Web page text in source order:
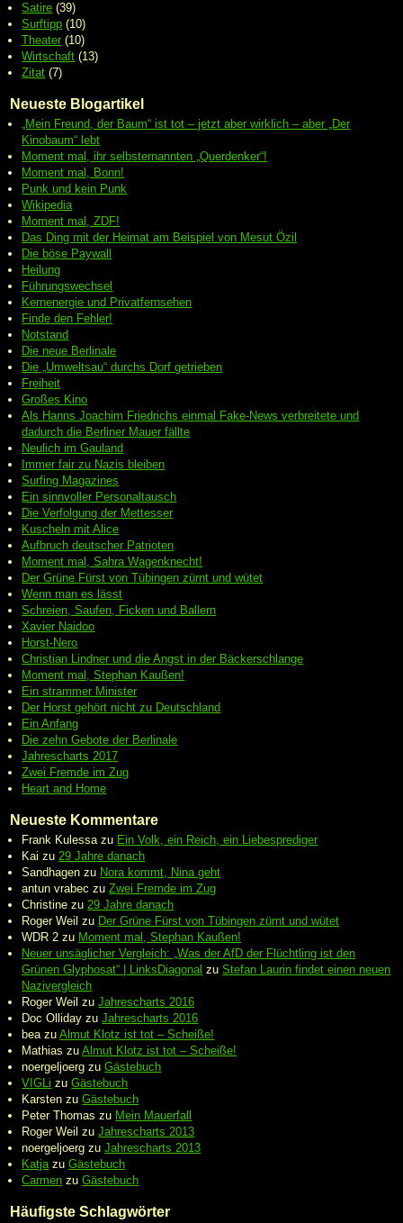
Satire (39)
Surftipp (10)
Theater (10)
Wirtschaft (13)
Zitat (7)
Neueste Blogartikel
„Mein Freund, der Baum“ ist tot – jetzt aber wirklich – aber „Der
Kinobaum“ lebt
Moment mal, ihr selbsternannten „Querdenker“!
Moment mal, Bonn!
Punk und kein Punk
Wikipedia
Moment mal, ZDF!
Das Ding mit der Heimat am Beispiel von Mesut Özil
Die böse Paywall
Heilung
Führungswechsel
Kernenergie und Privatfernsehen
Finde den Fehler!
Notstand
Die neue Berlinale
Die „Umweltsau“ durchs Dorf getrieben
Freiheit
Großes Kino
Als Hanns Joachim Friedrichs einmal Fake-News verbreitete und
dadurch die Berliner Mauer fällte
Neulich im Gauland
Immer fair zu Nazis bleiben
Surfing Magazines
Ein sinnvoller Personaltausch
Die Verfolgung der Mettesser
Kuscheln mit Alice
Aufbruch deutscher Patrioten
Moment mal, Sahra Wagenknecht!
Der Grüne Fürst von Tübingen zürnt und wütet
Wenn man es lässt
Schreien, Saufen, Ficken und Ballern
Xavier Naidoo
Horst-Nero
Christian Lindner und die Angst in der Bäckerschlange
Moment mal, Stephan Kaußen!
Ein strammer Minister
Der Horst gehört nicht zu Deutschland
Ein Anfang
Die zehn Gebote der Berlinale
Jahrescharts 2017
Zwei Fremde im Zug
Heart and Home
Neueste Kommentare
Frank Kulessa zu Ein Volk, ein Reich, ein Liebesprediger
Kai zu 29 Jahre danach
Sandhagen zu Nora kommt, Nina geht
antun vrabec zuZwei Fremde im Zug
Christine zu 29 Jahre danach
Roger Weil zu Der Grüne Fürst von Tübingen zürnt und wütet
WDR 2 zu Moment mal, Stephan Kaußen!
Neuer unsäglicher Vergleich: „Was der AfD der Flüchtling ist den
Grünen Glyphosat“ | LinksDiagonal zuStefan Laurin findet einen neuen
Nazivergleich
Roger Weil zuJahrescharts 2016
Doc Olliday zuJahrescharts 2016
bea zuAlmut Klotz ist tot – Scheiße!
Mathias zuAlmut Klotz ist tot – Scheiße!
noergeljoerg zuGästebuch
VIGLi zuGästebuch
Karsten zuGästebuch
Peter Thomas zu Mein Mauerfall
Roger Weil zuJahrescharts 2013
noergeljoerg zuJahrescharts 2013
Katja zuGästebuch
Carmen zuGästebuch
Häufigste Schlagwörter